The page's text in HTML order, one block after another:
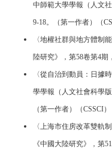
中師範大學學報（人文
9-18。（第一作者）（
〈地權社群與地方體制
陸研究》，第58卷第4期
〈從自治到動員：日據
學學報（人文社會科學版
（第一作者）（CSSCI）
〈上海市住房改革雙軌
《中國大陸研究》，第